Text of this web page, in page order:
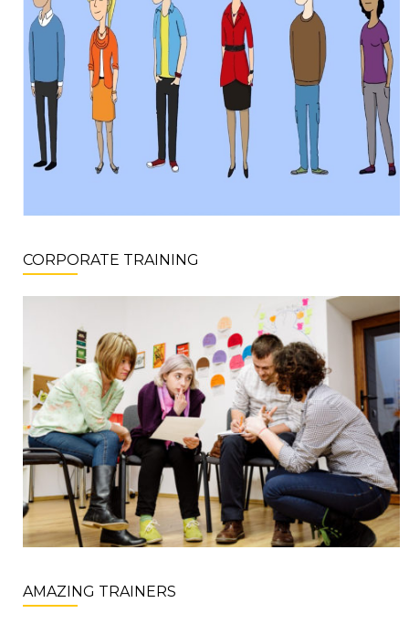
CORPORATE TRAINING
AMAZING TRAINERS